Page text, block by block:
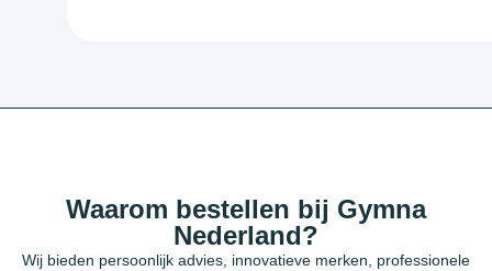
Waarom bestellen bij Gymna
Nederland?
Wij bieden persoonlijk advies, innovatieve merken, professionele